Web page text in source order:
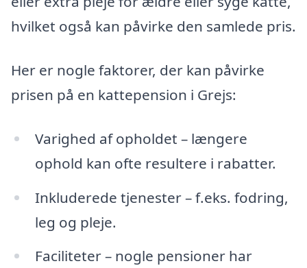
hvilket også kan påvirke den samlede pris.
Her er nogle faktorer, der kan påvirke
prisen på en kattepension i Grejs:
Varighed af opholdet – længere
ophold kan ofte resultere i rabatter.
Inkluderede tjenester – f.eks. fodring,
leg og pleje.
Faciliteter – nogle pensioner har